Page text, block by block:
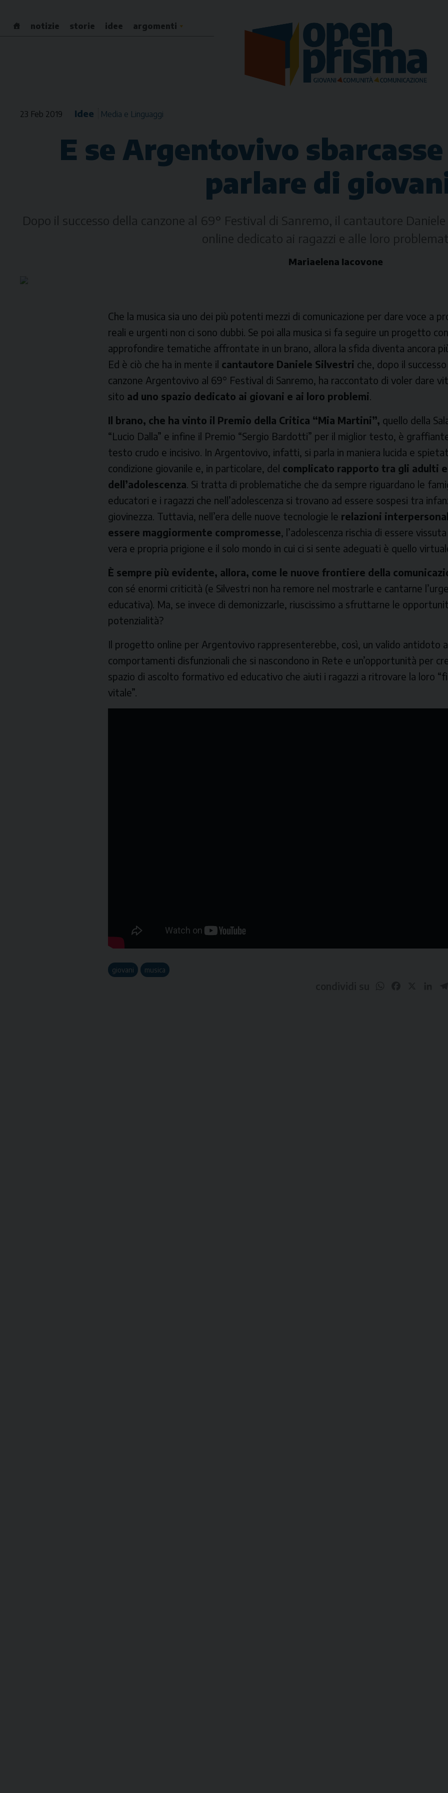
content
notizie storie idee argomenti
23 Feb 2019 Idee Media e Linguaggi
E se Argentovivo
parlare di
Dopo il successo della canzone al 69° Festival di Sanremo, il cantautore
online dedicato ai ragazzi e alle loro
Mariaelena Iacovone
Che la musica sia uno dei più potenti mezzi di comunicazione per dare voce a
reali e urgenti non ci sono dubbi. Se poi alla musica si fa seguire un progetto
approfondire tematiche affrontate in un brano, allora la sfida diventa ancora
Ed è ciò che ha in mente il cantautore Daniele Silvestri che, dopo il
canzone Argentovivo al 69° Festival di Sanremo, ha raccontato di voler dare
sito ad uno spazio dedicato ai giovani e ai loro problemi.
Il brano, che ha vinto il Premio della Critica “Mia Martini”, quello della
“Lucio Dalla” e infine il Premio “Sergio Bardotti” per il miglior testo, è
testo crudo e incisivo. In Argentovivo, infatti, si parla in maniera lucida e
condizione giovanile e, in particolare, del complicato rapporto tra gli adulti
dell’adolescenza. Si tratta di problematiche che da sempre riguardano le
educatori e i ragazzi che nell’adolescenza si trovano ad essere sospesi tra
giovinezza. Tuttavia, nell’era delle nuove tecnologie le relazioni
essere maggiormente compromesse, l’adolescenza rischia di essere
vera e propria prigione e il solo mondo in cui ci si sente adeguati è quello
È sempre più evidente, allora, come le nuove frontiere della
con sé enormi criticità (e Silvestri non ha remore nel mostrarle e cantarne
educativa). Ma, se invece di demonizzarle, riuscissimo a sfruttarne le
potenzialità?
Il progetto online per Argentovivo rappresenterebbe, così, un valido antidoto
comportamenti disfunzionali che si nascondono in Rete e un’opportunità per
spazio di ascolto formativo ed educativo che aiuti i ragazzi a ritrovare la loro
vitale”.
giovani musica